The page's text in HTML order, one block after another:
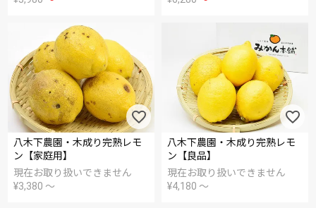
八木下農園・木成り完熟レモ
ン【家庭用】
現在お取り扱いできません
¥3,380 〜
八木下農園・木成り完熟レモ
ン【良品】
現在お取り扱いできません
¥4,180 〜